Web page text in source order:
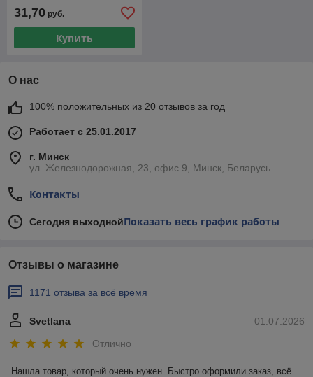
31,70 руб.
Купить
О нас
100% положительных из 20 отзывов за год
Работает с 25.01.2017
г. Минск
ул. Железнодорожная, 23, офис 9, Минск, Беларусь
Контакты
Сегодня выходнойПоказать весь график работы
Отзывы о магазине
1171 отзыва за всё время
01.07.2026
Svetlana
Отлично
Нашла товар, который очень нужен. Быстро оформили заказ, всё